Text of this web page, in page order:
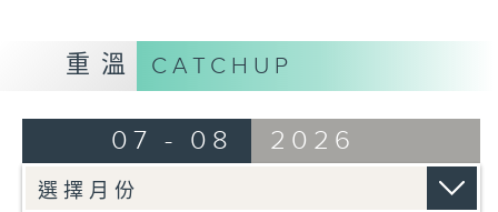
重溫 CATCHUP
07 - 08 2026